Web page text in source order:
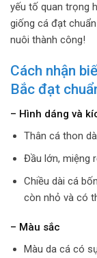
yếu tố quan trọng
giống cá đạt
nuôi thành công!
Cách nhận
Bắc đạt
– Hình dáng và
Thân cá thon
Đầu lớn, miệng
Chiều dài cá
còn nhỏ và có
– Màu sắc
Màu da cá có